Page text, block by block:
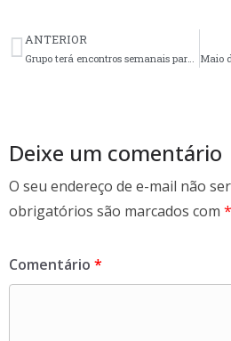
e
b
k
itt
er e
ANTERIOR
Grupo terá encontros semanais para garantir a segurança dos trabalhadores do HCPA Maio
Deixe um comentário
O seu endereço de e-mail não
obrigatórios são marcados com *
Comentário *